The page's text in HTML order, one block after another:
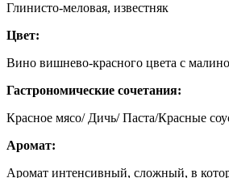
Глинисто-меловая, известняк
Цвет:
Вино вишнево-красного цвета с
Гастрономические сочетания:
Красное мясо/ Дичь/ Паста/Красные
Аромат:
Аромат интенсивный, сложный, в